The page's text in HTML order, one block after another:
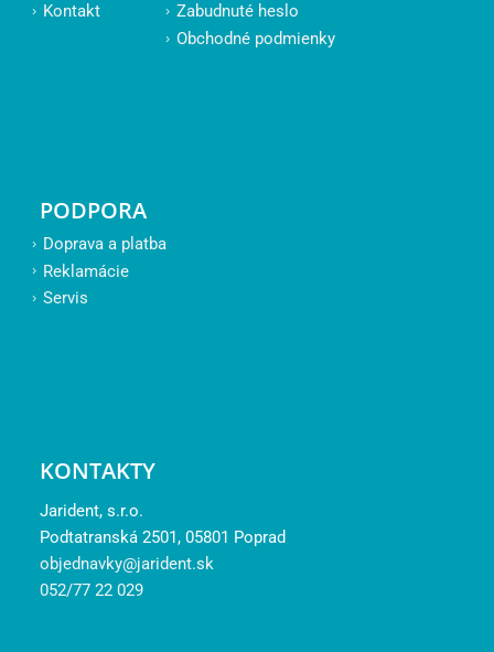
Kontakt
Zabudnuté heslo
Obchodné podmienky
PODPORA
Doprava a platba
Reklamácie
Servis
KONTAKTY
Jarident, s.r.o.
Podtatranská 2501, 05801 Poprad
objednavky@jarident.sk
052/77 22 029